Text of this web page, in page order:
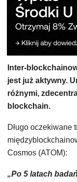
Inter-
jest już aktywny.
różnymi,
blockchain.
Długo oczekiwane
Cosmos (ATOM):
„Po 5 latach